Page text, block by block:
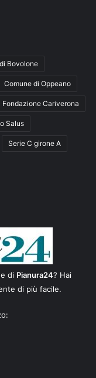
Bovolone
Comune di Oppeano
Fondazione Cariverona
Salus
Serie C girone A
di Pianura24? Hai
di più facile.